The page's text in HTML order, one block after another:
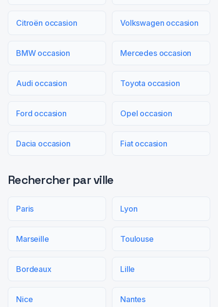
Citroën occasion Volkswagen occasion
BMW occasion Mercedes occasion
Audi occasion Toyota occasion
Ford occasion Opel occasion
Dacia occasion Fiat occasion
Rechercher par ville
Paris Lyon
Marseille Toulouse
Bordeaux Lille
Nice Nantes